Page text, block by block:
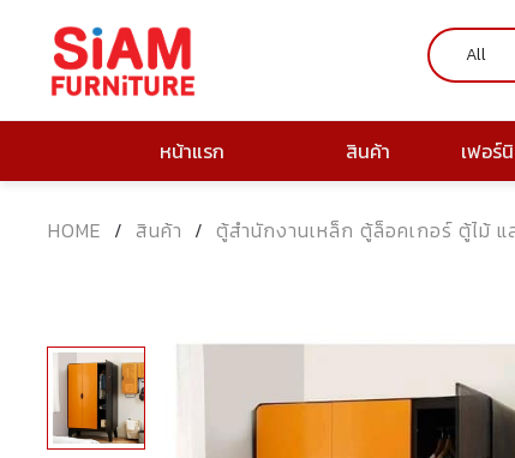
หน้าแรก สินค้า เฟอร์
HOME / สินค้า / ตู้สำนักงานเหล็ก ตู้ล็อคเกอร์ ตู้ไม้ แ